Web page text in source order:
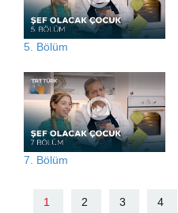
5. Bölüm
7. Bölüm
1 2 3 4